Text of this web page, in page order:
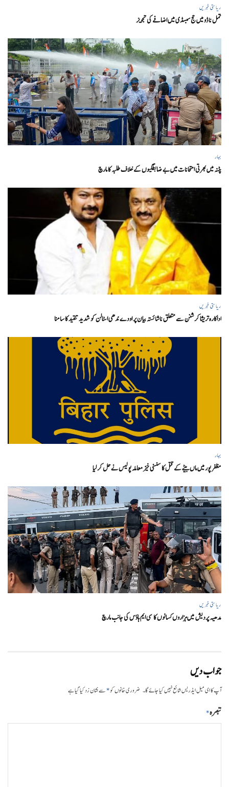
ریاستی خبریں
تمل ناڈو میں حج سبسڈی میں اضافے کی تجویز
بہار
پٹنہ میں بھرتی امتحانات میں بے ضابطگیوں کے خلاف طلبہ کا مارچ
ریاستی خبریں
اداکارہ تریشا کرشنن سے متعلق ناشائستہ بیان پر اودے ندھی اسٹالن کو شدید تنقید کا سامنا
بہار
مظفر پور میں ماں بیٹے کے قتل کا سنسنی خیز معاملہ پولیس نے حل کر لیا
ریاستی خبریں
مدھیہ پردیش میں ہزاروں کسانوں کا سی ایم ہاؤس کی جانب مارچ
جواب دیں
آپ کا ای میل ایڈریس شائع نہیں کیا جائے گا۔ ضروری خانوں کو*سے نشان زد کیا گیا ہے
تبصرہ*